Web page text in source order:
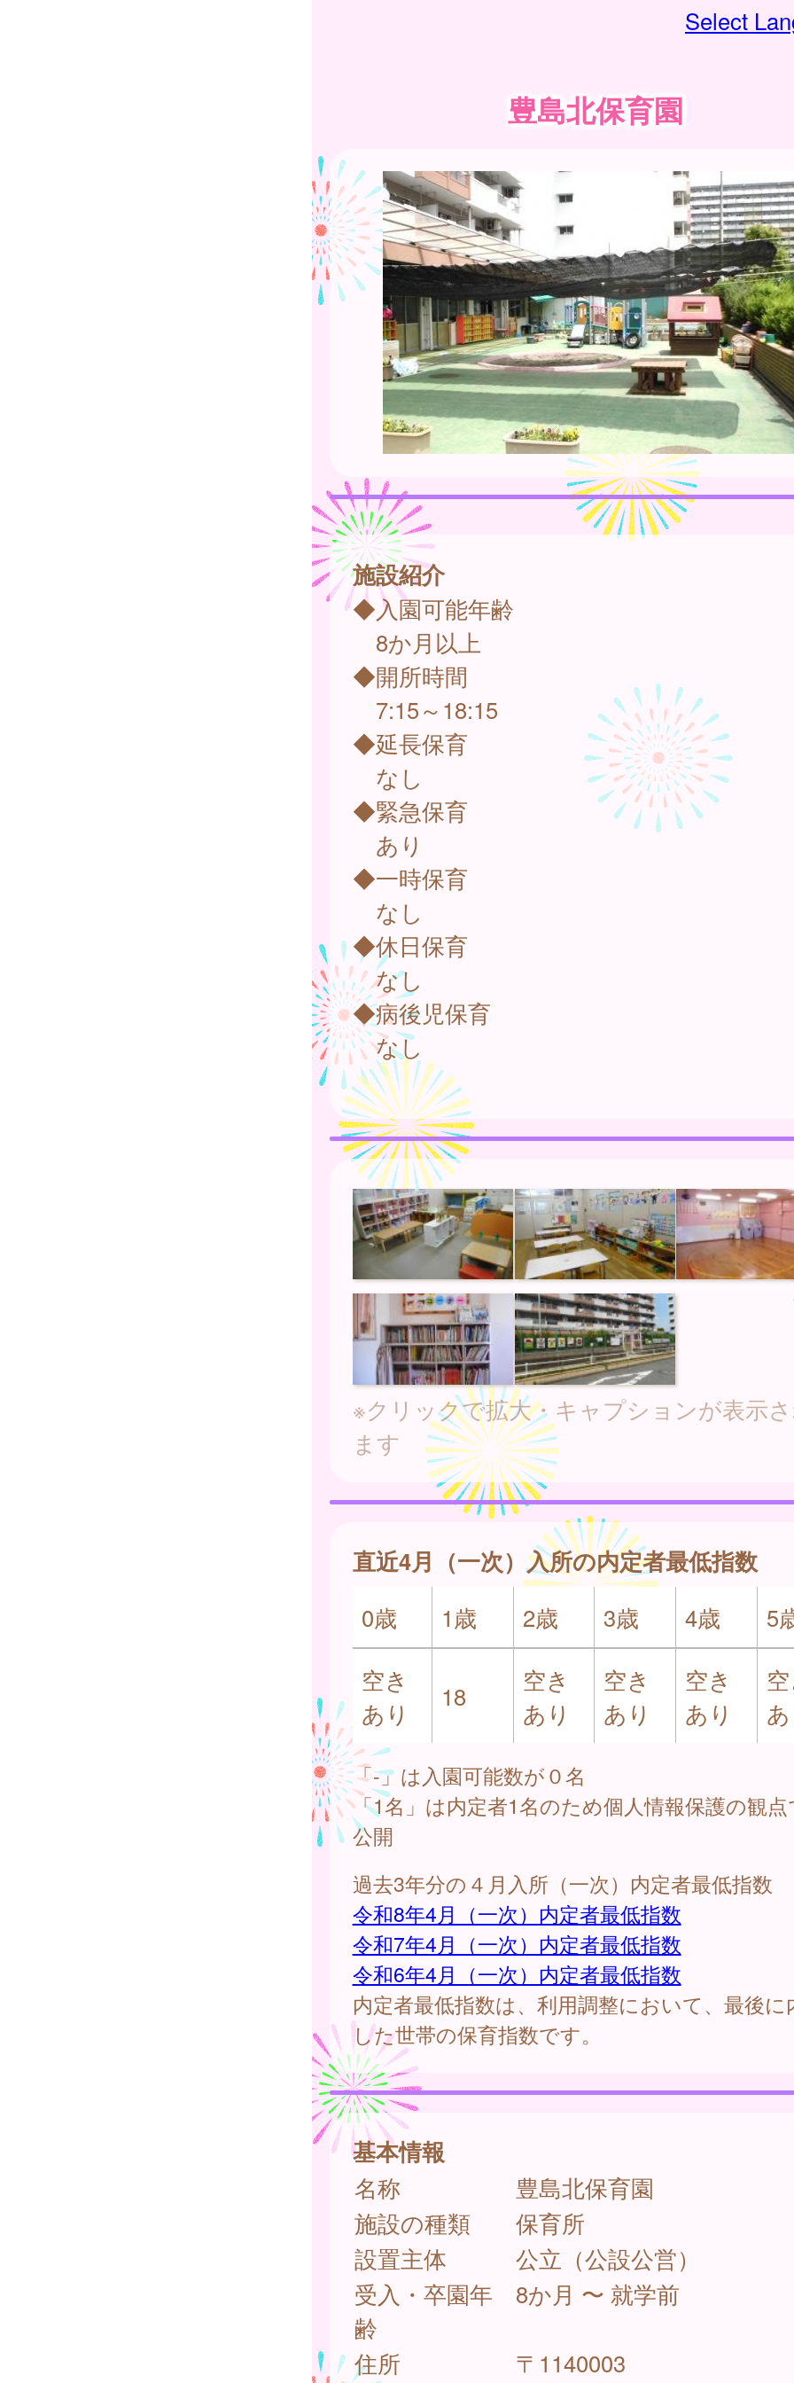
Select
豊島北保育園
施設紹介
◆入園可能年齢
8か月以上
◆開所時間
7:15～18:15
◆延長保育
なし
◆緊急保育
あり
◆一時保育
なし
◆休日保育
なし
◆病後児保育
なし
※クリックで拡大・キャプションが表示
ます
直近4月（一次）入所の内定者最低指数
0歳 1歳 2歳 3歳 4歳
5
空き
あり
18
空き
あり
空き
あり
空き
あり
「-」は入園可能数が０名
「1名」は内定者1名のため個人情報保護の観点
公開
過去3年分の４月入所（一次）内定者最低指数
令和8年4月（一次）内定者最低指数
令和7年4月（一次）内定者最低指数
令和6年4月（一次）内定者最低指数
内定者最低指数は、利用調整において、最後に
した世帯の保育指数です。
基本情報
名称
豊島北保育園
施設の種類
保育所
設置主体
公立（公設公営）
受入・卒園年
齢
8か月 〜 就学前
住所
〒1140003